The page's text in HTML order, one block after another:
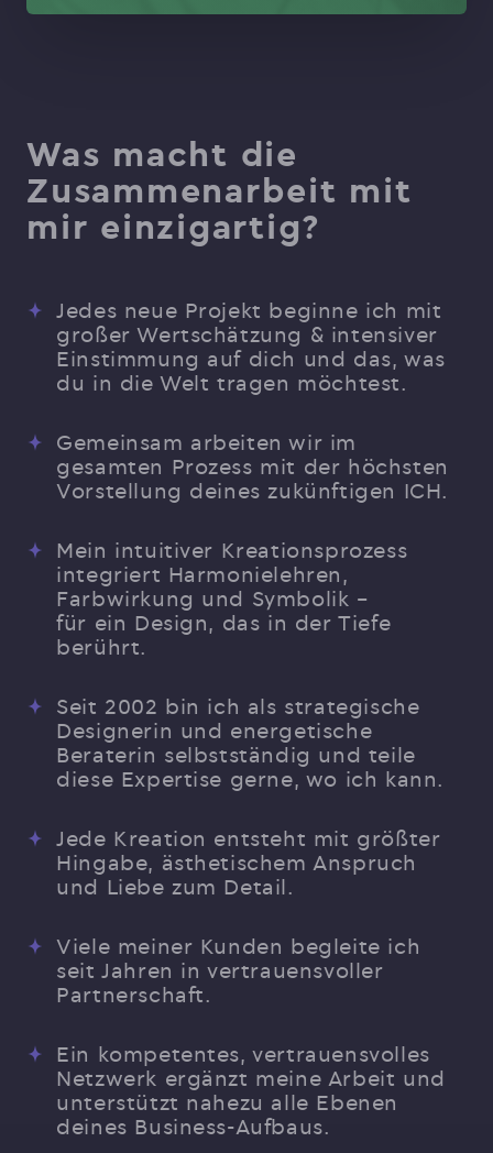
Was macht die
Zusammenarbeit mit
mir einzigartig?
Jedes neue Projekt beginne ich mit
großer Wertschätzung & intensiver
Einstimmung auf dich und das, was
du in die Welt tragen möchtest.
Gemeinsam arbeiten wir im
gesamten Prozess mit der höchsten
Vorstellung deines zukünftigen ICH.
Mein intuitiver Kreationsprozess
integriert Harmonielehren,
Farbwirkung und Symbolik –
für ein Design, das in der Tiefe
berührt.
Seit 2002 bin ich als strategische
Designerin und energetische
Beraterin selbstständig und teile
diese Expertise gerne, wo ich kann.
Jede Kreation entsteht mit größter
Hingabe, ästhetischem Anspruch
und Liebe zum Detail.
Viele meiner Kunden begleite ich
seit Jahren in vertrauensvoller
Partnerschaft.
Ein kompetentes, vertrauensvolles
Netzwerk ergänzt meine Arbeit und
unterstützt nahezu alle Ebenen
deines Business-Aufbaus.